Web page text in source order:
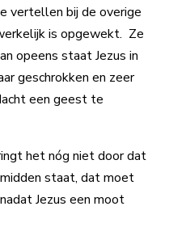
vertellen bij de overige
is opgewekt. Ze
opeens staat Jezus in
geschrokken en zeer
een geest te
het nóg niet door dat
staat, dat moet
Jezus een moot